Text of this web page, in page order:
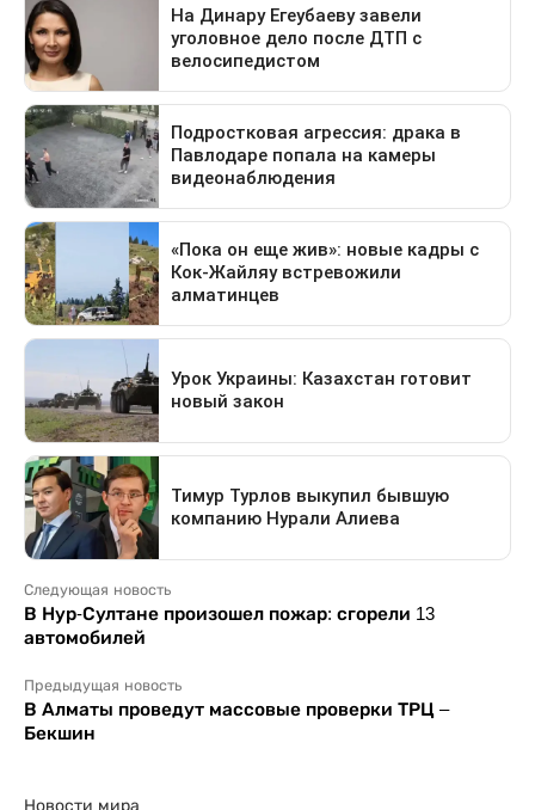
Следующая новость
В Нур-Султане произошел пожар: сгорели 13
автомобилей
Предыдущая новость
В Алматы проведут массовые проверки ТРЦ –
Бекшин
Новости мира